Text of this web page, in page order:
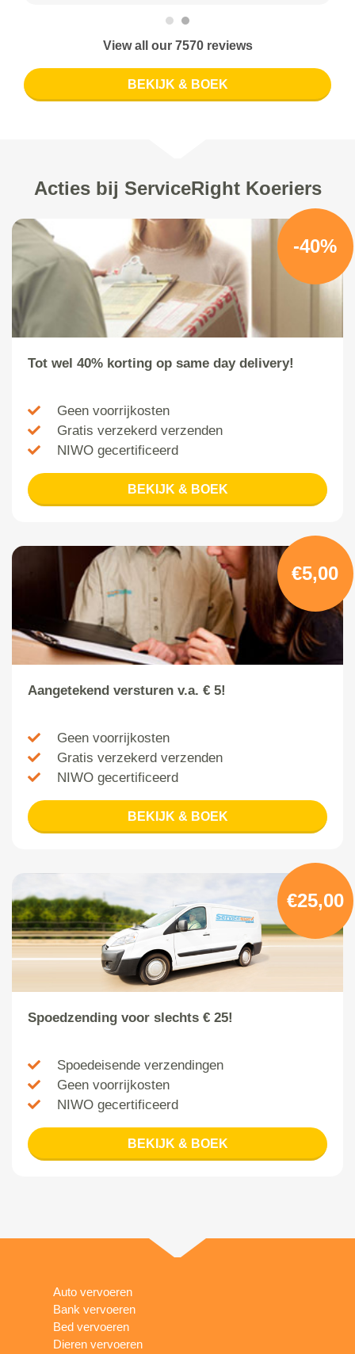
View all our 7570 reviews
BEKIJK & BOEK
Acties bij ServiceRight Koeriers
-40%
Tot wel 40% korting op same day delivery!
Geen voorrijkosten
Gratis verzekerd verzenden
NIWO gecertificeerd
BEKIJK & BOEK
€5,00
Aangetekend versturen v.a. € 5!
Geen voorrijkosten
Gratis verzekerd verzenden
NIWO gecertificeerd
BEKIJK & BOEK
€25,00
Spoedzending voor slechts € 25!
Spoedeisende verzendingen
Geen voorrijkosten
NIWO gecertificeerd
BEKIJK & BOEK
Auto vervoeren
Bank vervoeren
Bed vervoeren
Dieren vervoeren